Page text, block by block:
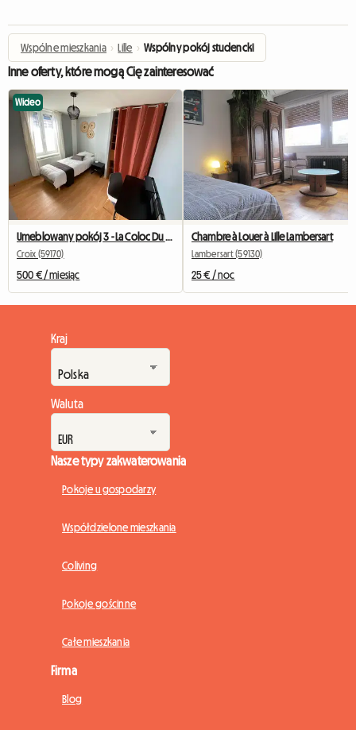
Wspólne mieszkania › Lille › Wspólny pokój studencki
Inne oferty, które mogą Cię zainteresować
Wideo
Croix (59170)
500 € / miesiąc
Chambre à Louer à Lille Lambersart
Lambersart (59130)
25 € / noc
Kraj
Waluta
Nasze typy zakwaterowania
Pokoje u gospodarzy
Współdzielone mieszkania
Coliving
Pokoje gościnne
Całe mieszkania
Firma
Blog